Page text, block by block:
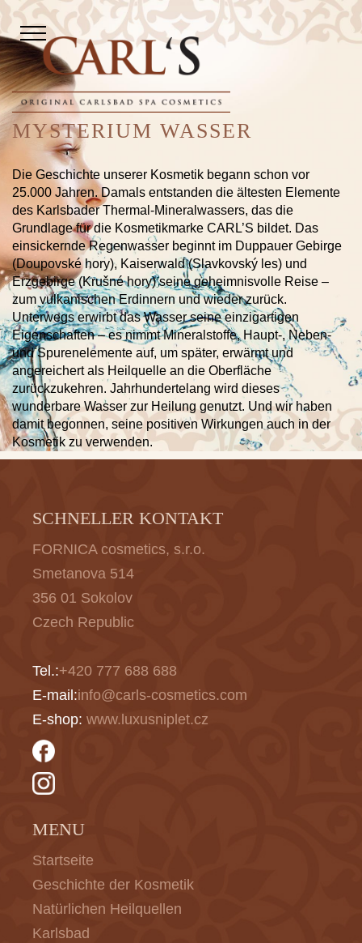
MYSTERIUM WASSER
Die Geschichte unserer Kosmetik begann schon vor
25.000 Jahren. Damals entstanden die ältesten Elemente
des Karlsbader Thermal-Mineralwassers, das die
Grundlage für die Kosmetikmarke CARL’S bildet. Das
einsickernde Regenwasser beginnt im Duppauer Gebirge
(Doupovské hory), Kaiserwald (Slavkovský les) und
Erzgebirge (Krušné hory) seine geheimnisvolle Reise –
zum vulkanischen Erdinnern und wieder zurück.
Unterwegs erwirbt das Wasser seine einzigartigen
Eigenschaften – es nimmt Mineralstoffe, Haupt-, Neben-
und Spurenelemente auf, um später, erwärmt und
angereichert als Heilquelle an die Oberfläche
zurückzukehren. Jahrhundertelang wird dieses
wunderbare Wasser zur Heilung genutzt. Und wir haben
damit begonnen, seine positiven Wirkungen auch in der
Kosmetik zu verwenden.
SCHNELLER KONTAKT
FORNICA cosmetics, s.r.o.
Smetanova 514
356 01 Sokolov
Czech Republic
Tel.:+420 777 688 688
E-mail:info@carls-cosmetics.com
E-shop: www.luxusniplet.cz
MENU
Startseite
Geschichte der Kosmetik
Natürlichen Heilquellen
Karlsbad